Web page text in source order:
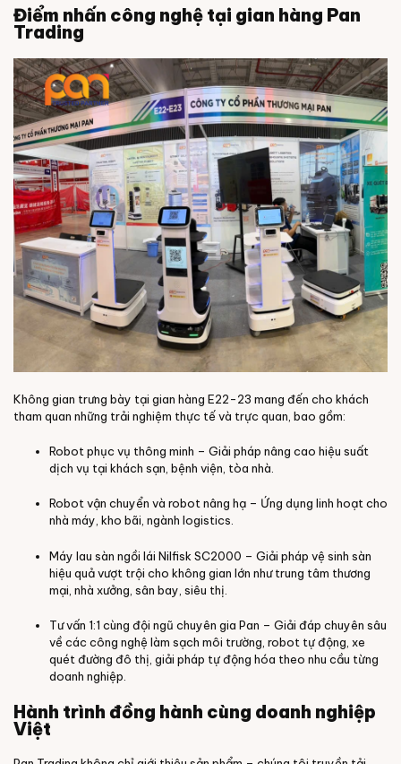
Điểm nhấn công nghệ tại gian hàng Pan
Trading
Không gian trưng bày tại gian hàng E22-23 mang đến cho khách
tham quan những trải nghiệm thực tế và trực quan, bao gồm:
Robot phục vụ thông minh – Giải pháp nâng cao hiệu suất
dịch vụ tại khách sạn, bệnh viện, tòa nhà.
Robot vận chuyển và robot nâng hạ – Ứng dụng linh hoạt cho
nhà máy, kho bãi, ngành logistics.
Máy lau sàn ngồi lái Nilfisk SC2000 – Giải pháp vệ sinh sàn
hiệu quả vượt trội cho không gian lớn như trung tâm thương
mại, nhà xưởng, sân bay, siêu thị.
Tư vấn 1:1 cùng đội ngũ chuyên gia Pan – Giải đáp chuyên sâu
về các công nghệ làm sạch môi trường, robot tự động, xe
quét đường đô thị, giải pháp tự động hóa theo nhu cầu từng
doanh nghiệp.
Hành trình đồng hành cùng doanh nghiệp
Việt